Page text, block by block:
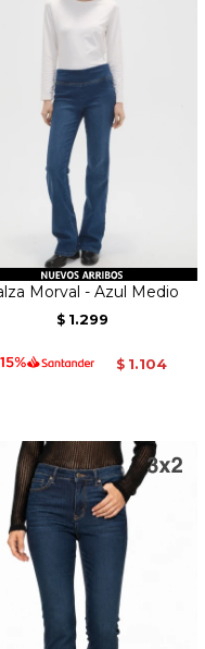
Morval - Azul Medio
$ 1.299
$ 1.104